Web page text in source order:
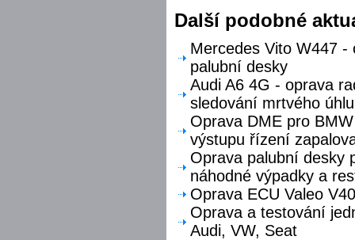
Další podobné
Mercedes Vito W447
palubní desky
Audi A6 4G - oprava
sledování mrtvého úhlu
Oprava DME pro
výstupu řízení
Oprava palubní desky
náhodné výpadky a
Oprava ECU Valeo
Oprava a testování
Audi, VW, Seat